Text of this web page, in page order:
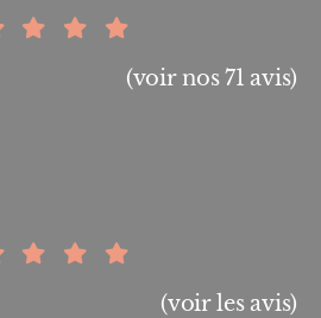
(voir nos 71 avis)
(voir les avis)